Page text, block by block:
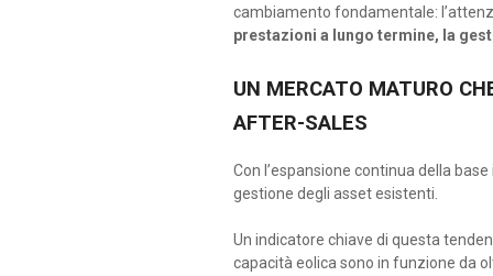
cambiamento fondamentale:
prestazioni a lungo termine, la
UN MERCATO MATURO
AFTER-SALES
Con l’espansione continua della
gestione degli asset esistenti.
Un indicatore chiave di questa
capacità eolica sono in funzione da